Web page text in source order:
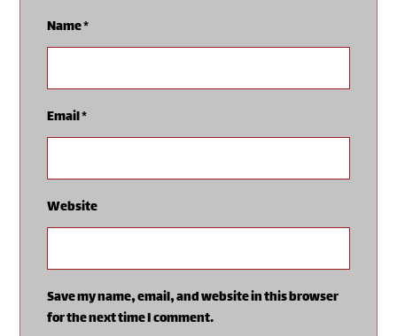
Name*
Email*
Website
Save my name, email, and website in this browser
for the next time I comment.